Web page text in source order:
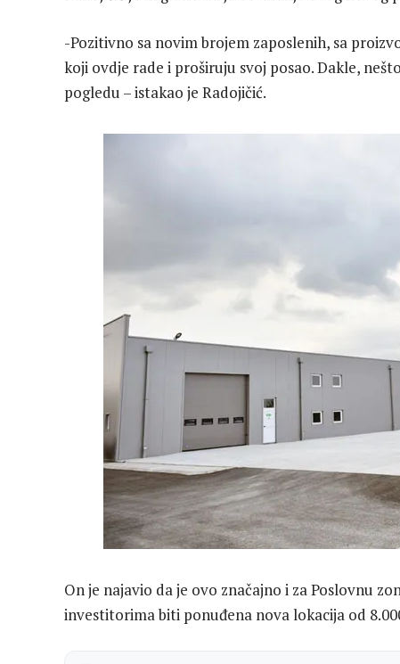
-Pozitivno sa novim brojem zaposlenih, sa
koji ovdje rade i proširuju svoj posao. Dakle,
pogledu – istakao je Radojičić.
On je najavio da je ovo značajno i za Poslovnu
investitorima biti ponuđena nova lokacija od